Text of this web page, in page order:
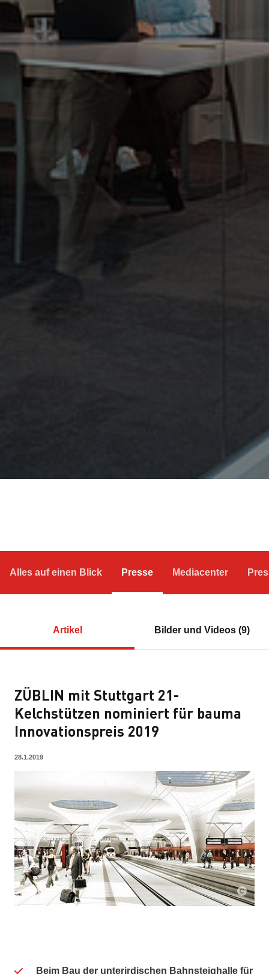
Alles auf einen Blick Presse Mediacenter
Artikel Bilder und Videos (9)
ZÜBLIN mit Stuttgart 21-
Kelchstützen nominiert für bauma
Innovationspreis 2019
28.1.2019
Beim Bau der unterirdischen Bahnsteighalle für